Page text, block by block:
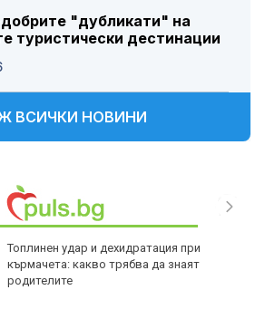
добрите "дубликати" на
туристически дестинации
ВСИЧКИ НОВИНИ
Топлинен удар и дехидратация при
кърмачета: какво трябва да знаят
родителите